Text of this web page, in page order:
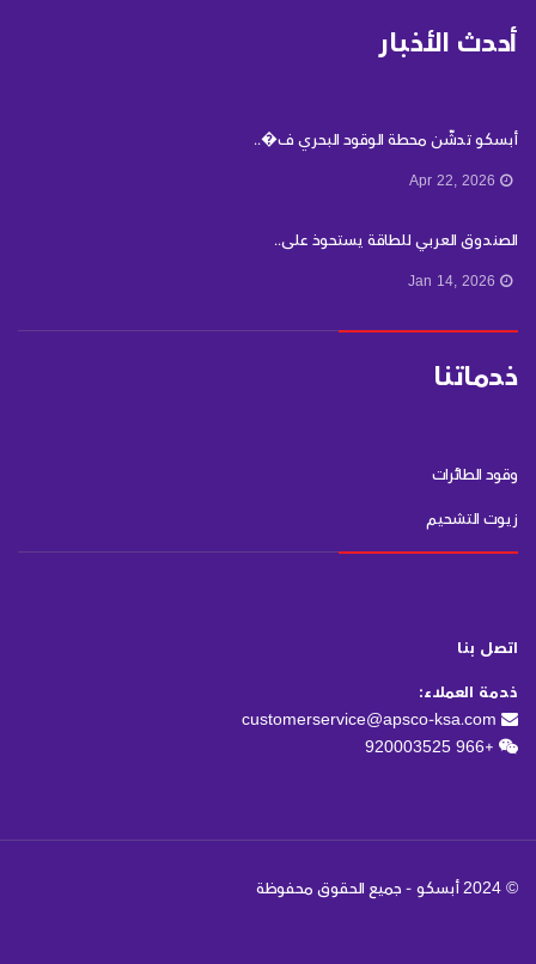
أحدث الأخبار
أبسكو تدشّن محطة الوقود البحري ف�..
الصندوق العربي للطاقة يستحوذ على..
خدماتنا
وقود الطائرات
زيوت التشحيم
اتصل بنا
خدمة العملاء:
customerservice@apsco-ksa.com
+966 920003525
© 2024 أبسكو - جميع الحقوق محفوظة